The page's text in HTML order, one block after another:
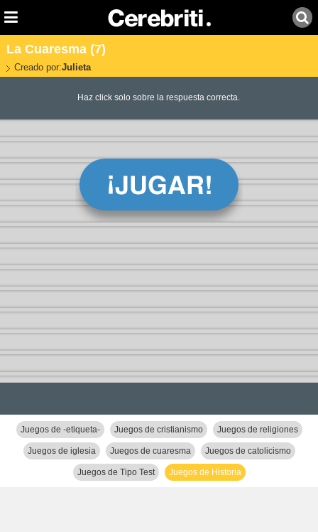
La Cuaresma (7)
Creado por:Julieta
Haz click solo sobre la respuesta correcta.
Juegos de -etiqueta- Juegos de cristianismo Juegos de religiones
Juegos de iglesia Juegos de cuaresma Juegos de catolicismo
Juegos de Tipo Test Juegos de Historia